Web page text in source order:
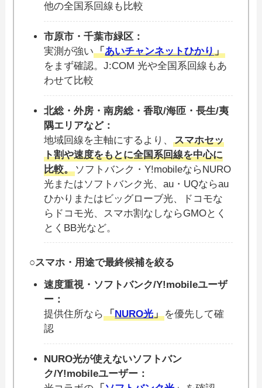
他の全国系回線も比較
市原市・千葉市緑区：
実測が強い「あいチャンネットひかり」
をまず確認。J:COM 光や全国系回線もあ
わせて比較
北総・外房・南房総・香取/海匝・長生/夷
隅エリアなど：
地域回線を主軸にするより、スマホセッ
ト割や速度をもとに全国系回線を中心に
比較。ソフトバンク・Y!mobileならNURO
光またはソフトバンク光、au・UQならau
ひかりまたはビッグローブ光、ドコモな
らドコモ光、スマホ割なしならGMOとく
とくBB光など。
○スマホ・用途で最終候補を絞る
速度重視・ソフトバンク/Y!mobileユーザ
ー：
提供住所なら「NURO光」を優先して確
認
NURO光が使えないソフトバン
ク/Y!mobileユーザー：